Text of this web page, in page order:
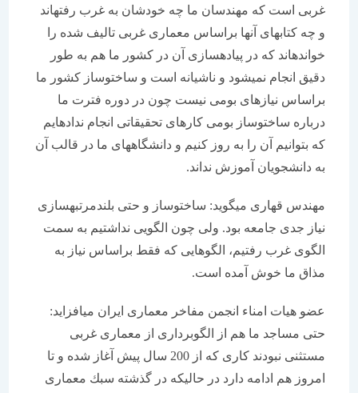
غربی است كه مهندسان ما چه خودشان به غرب رفته‏اند
و چه كتابهای آنها براساس معماری غربی تالیف شده را
خوانده‏اند كه در پیاده‏سازی آن در كشور ما هم به طور
دقیق انجام نمی‏شود و ناشیانه است و ساخت‏وساز كشور ما
براساس نیازهای بومی نیست چون در دوره فترت ما
درباره ساخت‏وساز بومی كارهای تحقیقاتی انجام نداده‏ایم
كه بتوانیم آن را به روز كنیم و دانشگاههای ما در قالب آن
به دانشجویان آموزش نداند.
مهندس قهاری می‏گوید: ساخت‏وساز و حتی بلندمرتبه‏سازی
نیاز جدی جامعه بود. ولی چون الگویی نداشتیم به سمت
الگوی غرب رفتیم، الگوهایی كه فقط براساس نیاز به
مذاق ما خوش آمده است.
عضو هیات امناء انجمن مفاخر معماری ایران می‏افزاید:
حتی مساجد ما هم از الگوبرداری از معماری غربی
مستثنی نبودند كاری كه از 200 سال پیش آغاز شده و تا
امروز هم ادامه دارد در حالیكه در گذشته سبك معماری